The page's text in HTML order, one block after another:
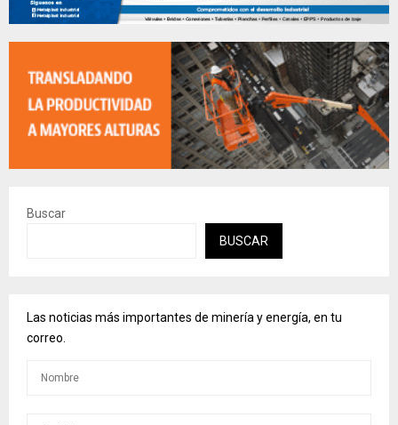
Buscar
BUSCAR
Las noticias más importantes de minería y energía, en tu
correo.